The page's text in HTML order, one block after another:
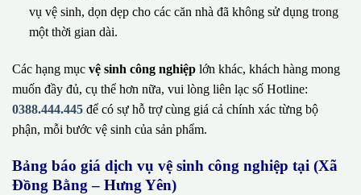
vụ vệ sinh, dọn dẹp cho các căn nhà đã không sử dụng trong
một thời gian dài.
Các hạng mục vệ sinh công nghiệp lớn khác, khách hàng mong
muốn đầy đủ, cụ thể hơn nữa, vui lòng liên lạc số Hotline:
0388.444.445 để có sự hỗ trợ cùng giá cả chính xác từng bộ
phận, mỗi bước vệ sinh của sản phẩm.
Bảng báo giá dịch vụ vệ sinh công nghiệp tại (Xã
Đồng Bằng – Hưng Yên)